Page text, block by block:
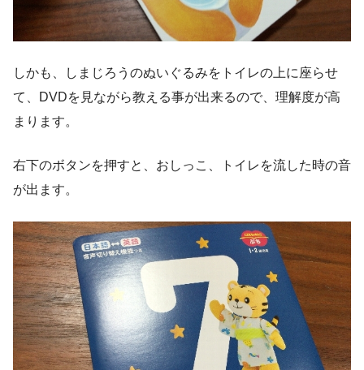
しかも、しまじろうのぬいぐるみをトイレの上に座らせ
て、DVDを見ながら教える事が出来るので、理解度が高
まります。
右下のボタンを押すと、おしっこ、トイレを流した時の音
が出ます。